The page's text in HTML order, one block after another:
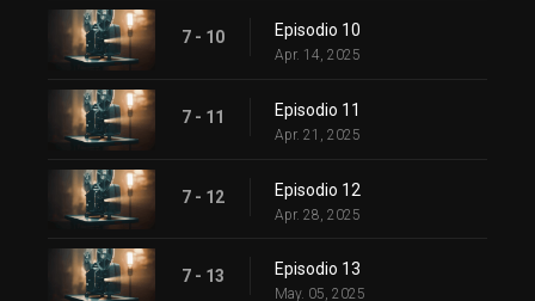
7 - 10 Episodio 10
Apr. 14, 2025
7 - 11 Episodio 11
Apr. 21, 2025
7 - 12 Episodio 12
Apr. 28, 2025
7 - 13 Episodio 13
May. 05, 2025